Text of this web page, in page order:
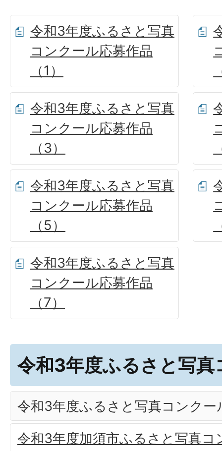
令和3年度ふるさと写真
コンクール応募作品
（1）
令和3年度ふるさと写真
コンクール応募作品
（3）
令和3年度ふるさと写真
コンクール応募作品
（5）
令和3年度ふるさと写真
コンクール応募作品
（7）
令和3年度ふるさと写真
令和3年度ふるさと写真コンクー
令和3年度加須市ふるさと写真コ